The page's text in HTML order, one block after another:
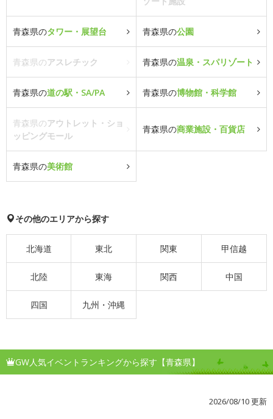
青森県のタワー・展望台 青森県の公園
青森県のアスレチック 青森県の温泉・スパリゾート
青森県の道の駅・SA/PA 青森県の博物館・科学館
青森県のアウトレット・ショ
ッピングモール
青森県の商業施設・百貨店
青森県の美術館
その他のエリアから探す
北海道 東北 関東 甲信越
北陸 東海 関西 中国
四国 九州・沖縄
GW人気イベントランキングから探す【青森県】
2026/08/10 更新